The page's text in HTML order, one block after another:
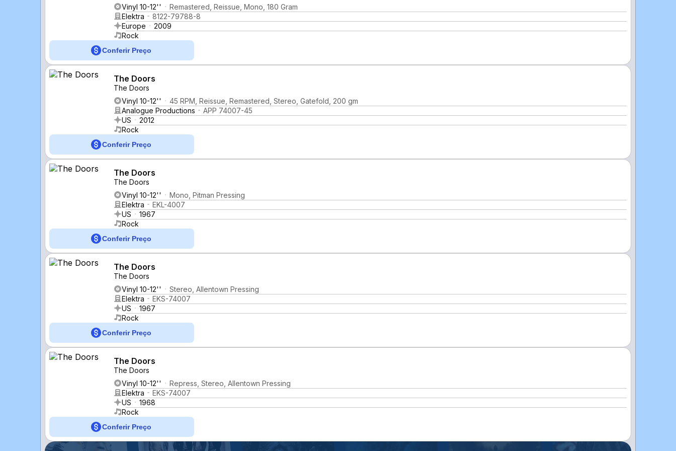
Vinyl 10-12''
Remastered, Reissue, Mono, 180 Gram
Elektra
8122-79788-8
Europe
2009
Rock
Conferir Preço
The Doors
The Doors
Vinyl 10-12''
45 RPM, Reissue, Remastered, Stereo, Gatefold, 200 gm
Analogue Productions
APP 74007-45
US
2012
Rock
Conferir Preço
The Doors
The Doors
Vinyl 10-12''
Mono, Pitman Pressing
Elektra
EKL-4007
US
1967
Rock
Conferir Preço
The Doors
The Doors
Vinyl 10-12''
Stereo, Allentown Pressing
Elektra
EKS-74007
US
1967
Rock
Conferir Preço
The Doors
The Doors
Vinyl 10-12''
Repress, Stereo, Allentown Pressing
Elektra
EKS-74007
US
1968
Rock
Conferir Preço